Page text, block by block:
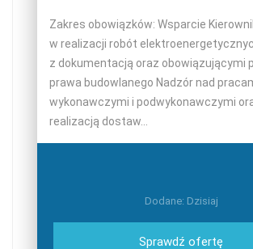
Zakres obowiązków: Wsparcie
w realizacji robót
z dokumentacją oraz obowiązującymi
prawa budowlanego Nadzór nad
wykonawczymi i podwykonawczymi
realizacją dostaw...
Dodane: Dzisiaj
Sprawdź ofertę